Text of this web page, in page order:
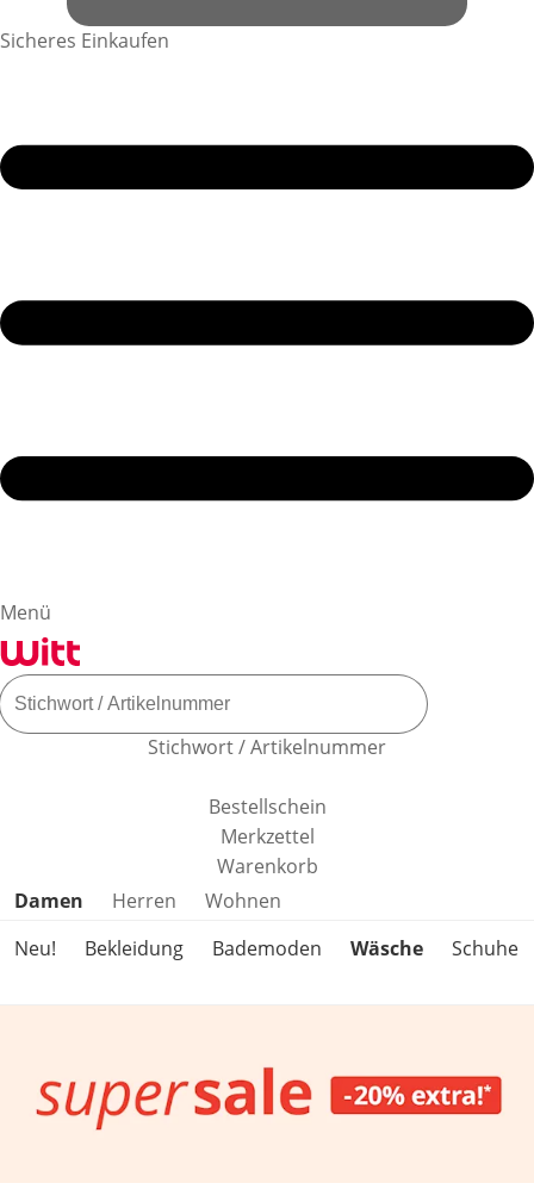
Sicheres Einkaufen
Menü
Stichwort / Artikelnummer
Bestellschein
Merkzettel
Warenkorb
Produktkategorien überspringen
Damen Herren
Wohnen
Neu!
Bekleidung Bademoden Wäsche Schuhe